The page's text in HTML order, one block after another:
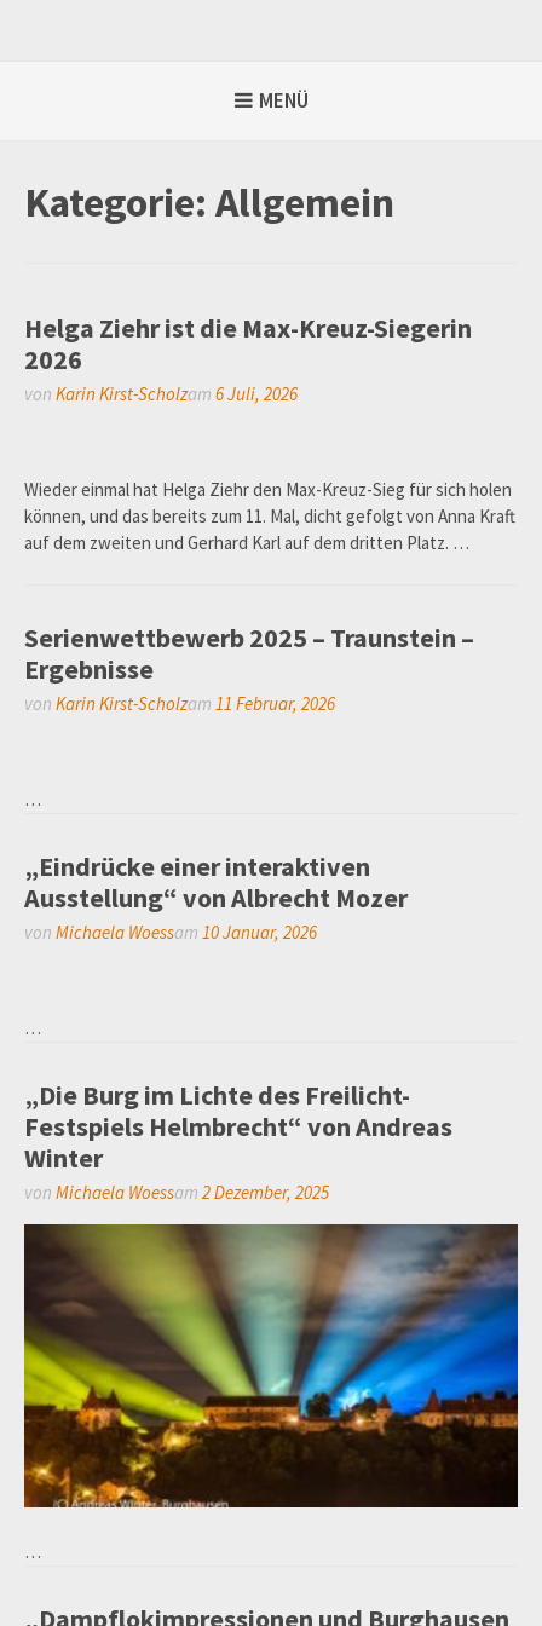
MENÜ
Kategorie: Allgemein
Helga Ziehr ist die Max-Kreuz-Siegerin
2026
von Karin Kirst-Scholzam 6 Juli, 2026
Wieder einmal hat Helga Ziehr den Max-Kreuz-Sieg für sich holen
können, und das bereits zum 11. Mal, dicht gefolgt von Anna Kraft
auf dem zweiten und Gerhard Karl auf dem dritten Platz. …
Serienwettbewerb 2025 – Traunstein –
Ergebnisse
von Karin Kirst-Scholzam 11 Februar, 2026
…
„Eindrücke einer interaktiven
Ausstellung“ von Albrecht Mozer
von Michaela Woessam 10 Januar, 2026
…
„Die Burg im Lichte des Freilicht-
Festspiels Helmbrecht“ von Andreas
Winter
von Michaela Woessam 2 Dezember, 2025
…
„Dampflokimpressionen und Burghausen